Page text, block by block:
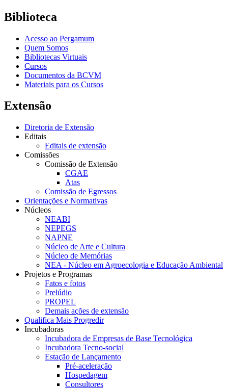
Biblioteca
Acesso ao Pergamum
Quem Somos
Bibliotecas Virtuais
Cursos
Documentos da BCVM
Materiais para os Cursos
Extensão
Diretoria de Extensão
Editais
Editais de extensão
Comissões
Comissão de Extensão
CGAE
Atas
Comissão de Egressos
Orientações e Normativas
Núcleos
NEABI
NEPEGS
NAPNE
Núcleo de Arte e Cultura
Núcleo de Memórias
NEA - Núcleo em Agroecologia e Educação Ambiental
Projetos e Programas
Fatos e fotos
Prelúdio
PROPEL
Demais ações de extensão
Qualifica Mais Progredir
Incubadoras
Incubadora de Empresas de Base Tecnológica
Incubadora Tecno-social
Estação de Lançamento
Pré-aceleração
Hospedagem
Consultores